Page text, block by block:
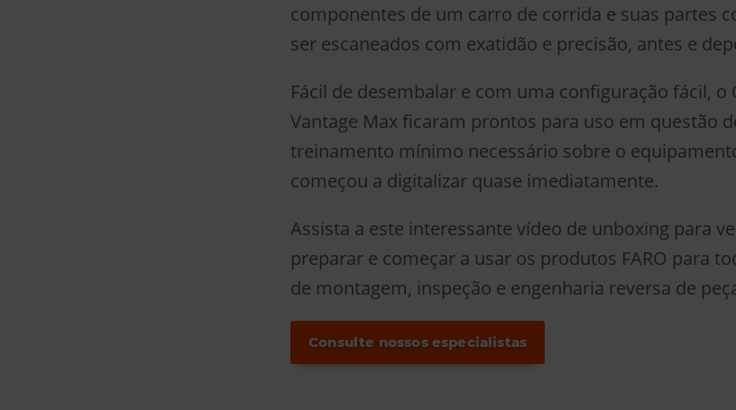
componentes de um carro de corrida e suas partes
ser escaneados com exatidão e precisão, antes e
Fácil de desembalar e com uma configuração fácil, o
Vantage Max ficaram prontos para uso em questão
treinamento mínimo necessário sobre o
começou a digitalizar quase imediatamente.
Assista a este interessante vídeo de unboxing para
preparar e começar a usar os produtos FARO para
de montagem, inspeção e engenharia reversa de
Consulte nossos especialistas